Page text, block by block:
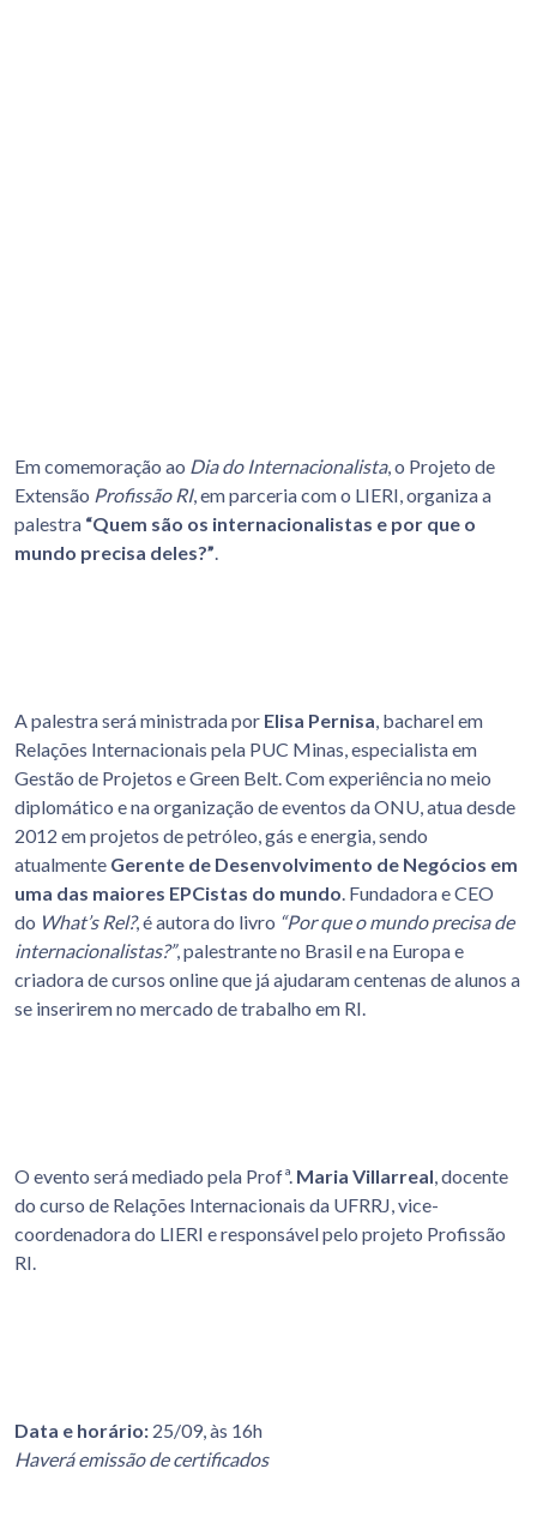
Em comemoração ao Dia do Internacionalista, o Projeto de
Extensão Profissão RI, em parceria com o LIERI, organiza a
palestra “Quem são os internacionalistas e por que o
mundo precisa deles?”
A palestra será ministrada por Elisa Pernisa , bacharel em
Relações Internacionais pela PUC Minas, especialista em
Gestão de Projetos e Green Belt. Com experiência no meio
diplomático e na organização de eventos da ONU, atua desde
2012 em projetos de petróleo, gás e energia, sendo
atualmente Gerente de Desenvolvimento de Negócios em
uma das maiores EPCistas do mundo . Fundadora e CEO
do What’s Rel?, é autora do livro “Por que o mundo precisa de
internacionalistas?”, palestrante no Brasil e na Europa e
criadora de cursos online que já ajudaram centenas de alunos a
se inserirem no mercado de trabalho em RI.
O evento será mediado pela Profª. Maria Villarreal , docente
do curso de Relações Internacionais da UFRRJ, vice-
coordenadora do LIERI e responsável pelo projeto Profissão
RI.
Data e horário: 25/09, às 16h
Haverá emissão de certificados